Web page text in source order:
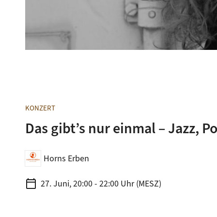
© Horns Erben
KONZERT
Das gibt’s nur einmal – Jazz,
Horns Erben
calendar_today 27. Juni, 20:00 - 22:00 Uhr (MESZ)